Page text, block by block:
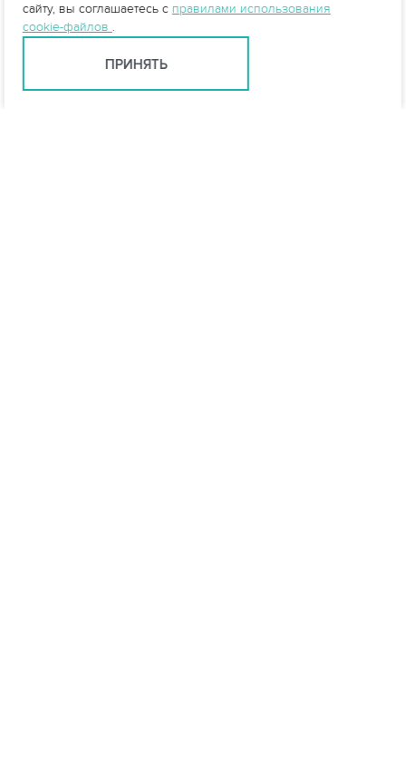
Очистка сточных вод складов,
Ливневые очистные сооружения - выбор
сайту, вы соглашаетесь с правилами использования
cookie-файлов .
ПРИНЯТЬ